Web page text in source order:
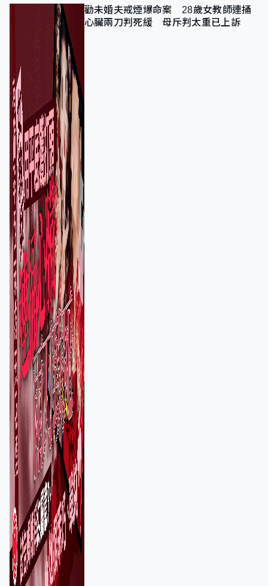
勸未婚夫戒煙爆命案 28歲女教師連捅
心臟兩刀判死緩 母斥判太重已上訴